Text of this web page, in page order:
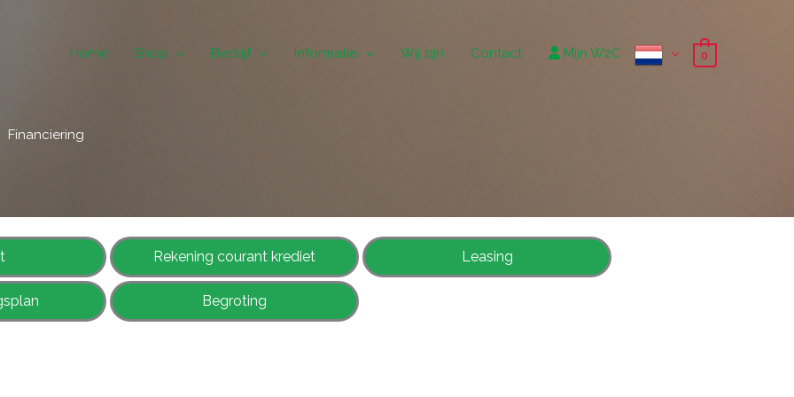
Home Shop Bedrijf Informatie Wij zijn Contact Mijn W2C 0
Financiering
Rekening courant krediet Leasing
Begroting